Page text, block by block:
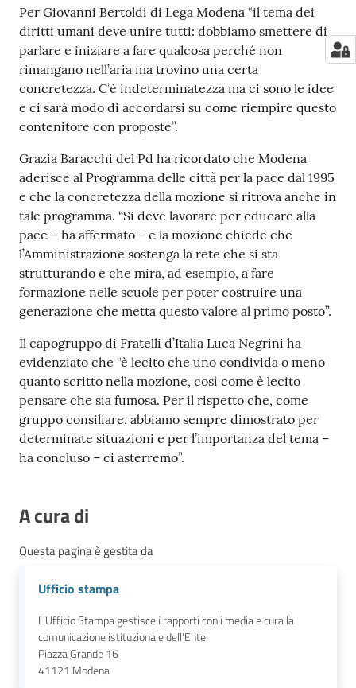
Per Giovanni Bertoldi di Lega Modena “il tema dei
diritti umani deve unire tutti: dobbiamo smettere di
parlare e iniziare a fare qualcosa perché non
rimangano nell’aria ma trovino una certa
concretezza. C’è indeterminatezza ma ci sono le idee
e ci sarà modo di accordarsi su come riempire questo
contenitore con proposte”.
Grazia Baracchi del Pd ha ricordato che Modena
aderisce al Programma delle città per la pace dal 1995
e che la concretezza della mozione si ritrova anche in
tale programma. “Si deve lavorare per educare alla
pace – ha affermato – e la mozione chiede che
l’Amministrazione sostenga la rete che si sta
strutturando e che mira, ad esempio, a fare
formazione nelle scuole per poter costruire una
generazione che metta questo valore al primo posto”.
Il capogruppo di Fratelli d’Italia Luca Negrini ha
evidenziato che “è lecito che uno condivida o meno
quanto scritto nella mozione, così come è lecito
pensare che sia fumosa. Per il rispetto che, come
gruppo consiliare, abbiamo sempre dimostrato per
determinate situazioni e per l’importanza del tema –
ha concluso – ci asterremo”.
A cura di
Questa pagina è gestita da
Ufficio stampa
L’Ufficio Stampa gestisce i rapporti con i media e cura la
comunicazione istituzionale dell'Ente.
Piazza Grande 16
41121 Modena